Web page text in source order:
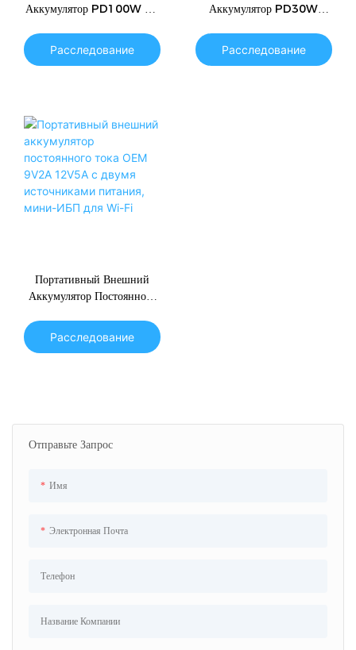
Отправьте Запрос
Имя
Электронная Почта
Телефон
Название Компании
Аккумулятор PD100W 12
МАч С Несколькими
Портами
Расследование
Аккумулятор PD30W
Роутера, Ноутбука
Расследование
Портативный Внешний
Аккумулятор Постоянного
Двумя Источниками
Питания, Мини-ИБП Для
Расследование